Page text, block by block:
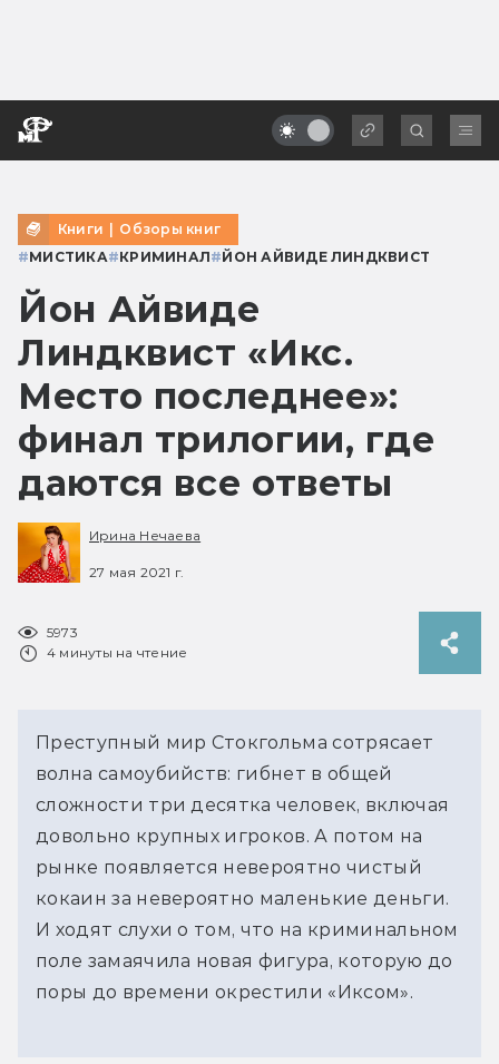
Книги | Обзоры книг
#МИСТИКА#КРИМИНАЛ#ЙОН АЙВИДЕ ЛИНДКВИСТ
Йон Айвиде
Линдквист «Икс.
Место последнее»:
финал трилогии, где
даются все ответы
Ирина Нечаева
27 мая 2021 г.
5973
4 минуты на чтение
Преступный мир Стокгольма сотрясает
волна самоубийств: гибнет в общей
сложности три десятка человек, включая
довольно крупных игроков. А потом на
рынке появляется невероятно чистый
кокаин за невероятно маленькие деньги.
И ходят слухи о том, что на криминальном
поле замаячила новая фигура, которую до
поры до времени окрестили «Иксом».